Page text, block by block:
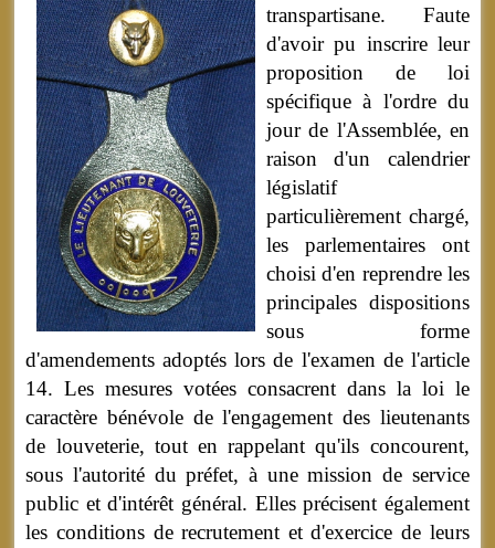
transpartisane. Faute
d'avoir pu inscrire leur
proposition de loi
spécifique à l'ordre du
jour de l'Assemblée, en
raison d'un calendrier
législatif
particulièrement chargé,
les parlementaires ont
choisi d'en reprendre les
principales dispositions
sous forme
d'amendements adoptés lors de l'examen de l'article
14. Les mesures votées consacrent dans la loi le
caractère bénévole de l'engagement des lieutenants
de louveterie, tout en rappelant qu'ils concourent,
sous l'autorité du préfet, à une mission de service
public et d'intérêt général. Elles précisent également
les conditions de recrutement et d'exercice de leurs